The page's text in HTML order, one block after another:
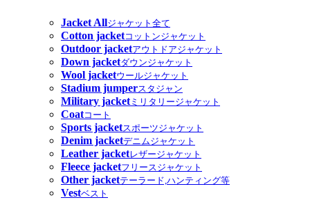
Jacket Allジャケット全て
Cotton jacketコットンジャケット
Outdoor jacketアウトドアジャケット
Down jacketダウンジャケット
Wool jacketウールジャケット
Stadium jumperスタジャン
Military jacketミリタリージャケット
Coatコート
Sports jacketスポーツジャケット
Denim jacketデニムジャケット
Leather jacketレザージャケット
Fleece jacketフリースジャケット
Other jacketテーラード,ハンティング等
Vestベスト